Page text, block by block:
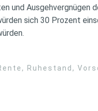
und Ausgehvergnügen
sich 30 Prozent
, Ruhestand ,